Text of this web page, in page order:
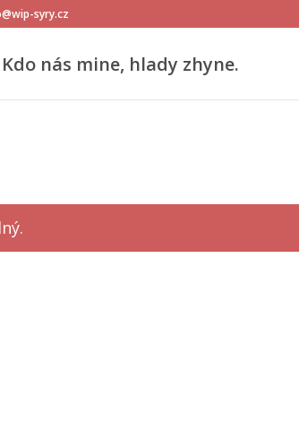
syry.cz
Kdo nás mine, hlady zhyne.